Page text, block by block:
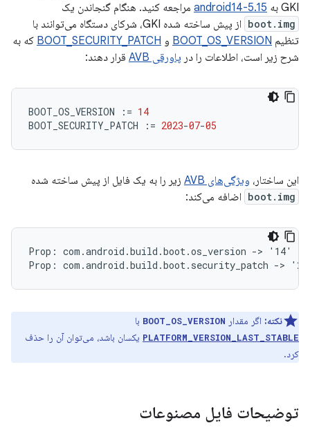
GKI به
android14-5.15 مراجعه کنید. هنگام گنجاندن یک
boot.img
از پیش ساخته شده GKI، شرکای دستگاه می‌توانند با
تنظیم BOOT_OS_VERSION و BOOT_SECURITY_PATCH که به
شرح زیر است، اطلاعات را در پاورقی AVB قرار دهند:
BOOT_OS_VERSION := 14
BOOT_SECURITY_PATCH
:= 2023-07-05
این ساختار، ویژگی‌های AVB زیر را به یک فایل از پیش ساخته شده
boot.img اضافه می‌کند:
Prop: com.android.build.boot.os_version -> '14'
نکته: اگر مقدار BOOT_OS_VERSION با
PLATFORM_VERSION_LAST_STABLE یکسان باشد، می‌توان آن را حذف
کرد.
توضیحات فایل مصنوعات